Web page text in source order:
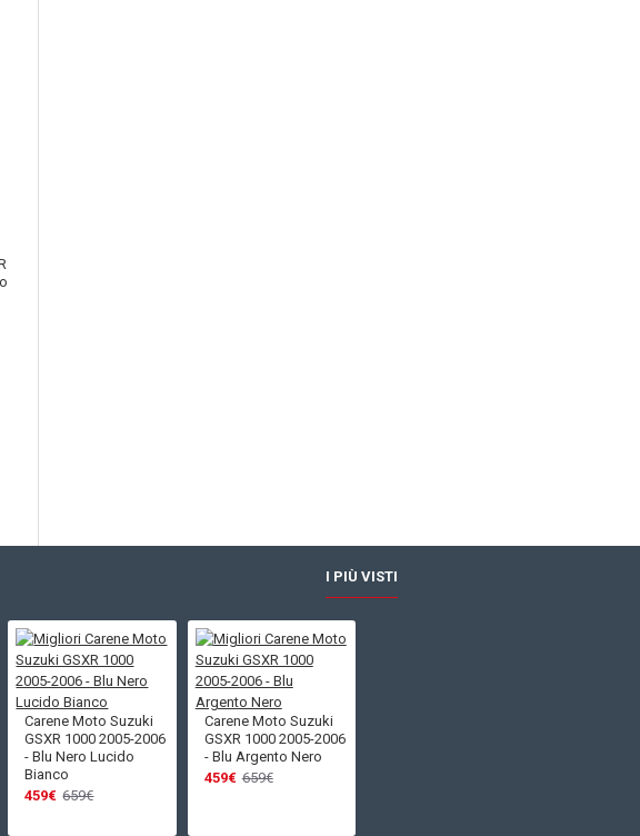
I PIÙ VISTI
Carene Moto Suzuki
GSXR 1000 2005-2006
- Blu Nero Lucido
Bianco
459€ 659€
Carene Moto Suzuki
GSXR 1000 2005-2006
- Blu Argento Nero
459€ 659€